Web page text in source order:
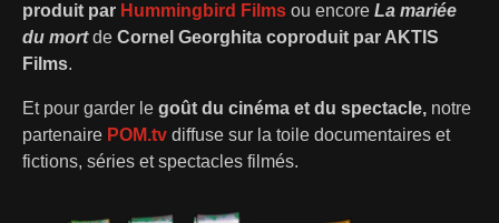
produit par Hummingbird Films ou encore La mariée
du mortde Cornel Georghita coproduit par AKTIS
Films.
Et pour garder le goût du cinéma et du spectacle, notre
partenaire POM.tv diffuse sur la toile documentaires et
fictions, séries et spectacles filmés.